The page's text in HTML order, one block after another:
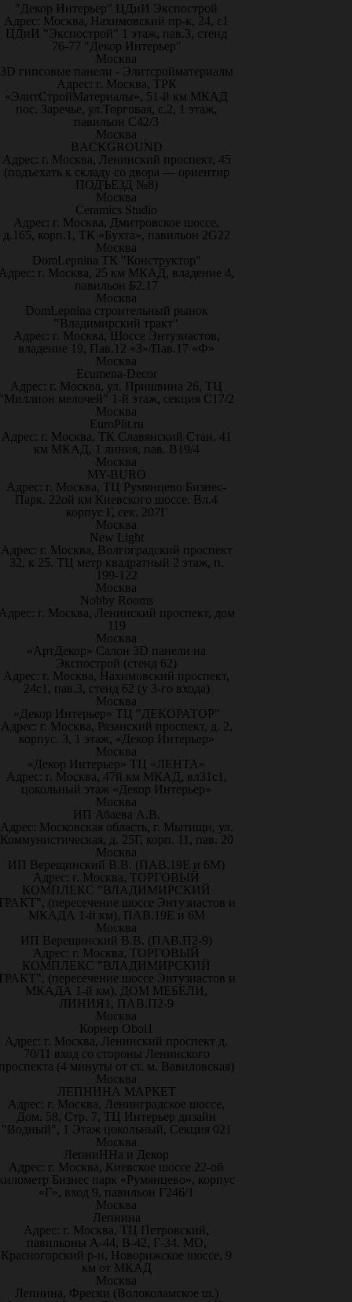
"Декор Интерьер" ЦДиИ Экспострой
Адрес: Москва, Нахимовский пр-к, 24, с1
ЦДиИ "Экспострой" 1 этаж, пав.3, стенд
76-77 "Декор Интерьер"
Москва
3D гипсовые панели - Элитсройматериалы
Адрес: г. Москва, ТРК
«ЭлитСтройМатериалы», 51-й км МКАД
пос. Заречье, ул.Торговая, с.2, 1 этаж,
павильон С42/3
Москва
BACKGROUND
Адрес: г. Москва, Ленинский проспект, 45
(подъехать к складу со двора — ориентир
ПОДЪЕЗД №8)
Москва
Ceramics Studio
Адрес: г. Москва, Дмитровское шоссе,
д.165, корп.1, ТК «Бухта», павильон 2G22
Москва
DomLepnina ТК "Конструктор"
г. Москва, 25 км МКАД, владение 4,
павильон Б2.17
Москва
DomLepnina строительный рынок
"Владимирский тракт"
Адрес: г. Москва, Шоссе Энтузиастов,
владение 19, Пав.12 «З»/Пав.17 «Ф»
Москва
Ecumena-Decor
Адрес: г. Москва, ул. Пришвина 26, ТЦ
мелочей" 1-й этаж, секция С17/2
Москва
EuroPlit.ru
Адрес: г. Москва, ТК Славянский Стан, 41
км МКАД, 1 линия, пав. В19/4
Москва
MY-BURO
Адрес: г. Москва, ТЦ Румянцево Бизнес-
Парк. 22ой км Киевского шоссе. Вл.4
корпус Г, сек. 207Г
Москва
New Light
Адрес: г. Москва, Волгоградский проспект
32, к 25. ТЦ метр квадратный 2 этаж, п.
199-122
Москва
Nobby Rooms
г. Москва, Ленинский проспект, дом
119
Москва
«АртДекор» Салон 3D панели на
Экспострой (стенд 62)
Адрес: г. Москва, Нахимовский проспект,
24с1, пав.3, стенд 62 (у 3-го входа)
Москва
«Декор Интерьер» ТЦ "ДЕКОРАТОР"
Адрес: г. Москва, Рязанский проспект, д. 2,
корпус. 3, 1 этаж, «Декор Интерьер»
Москва
«Декор Интерьер» ТЦ «ЛЕНТА»
Адрес: г. Москва, 47й км МКАД, вл31с1,
цокольный этаж «Декор Интерьер»
Москва
ИП Абаева А.В.
Адрес: Московская область, г. Мытищи, ул.
Коммунистическая, д. 25Г, корп. 11, пав. 20
Москва
ИП Верещинский В.В. (ПАВ.19Е и 6М)
Адрес: г. Москва, ТОРГОВЫЙ
КОМПЛЕКС "ВЛАДИМИРСКИЙ
(пересечение шоссе Энтузиастов и
МКАДА 1-й км), ПАВ.19Е и 6М
Москва
ИП Верещинский В.В. (ПАВ.П2-9)
Адрес: г. Москва, ТОРГОВЫЙ
КОМПЛЕКС "ВЛАДИМИРСКИЙ
(пересечение шоссе Энтузиастов и
МКАДА 1-й км), ДОМ МЕБЕЛИ,
ЛИНИЯ1, ПАВ.П2-9
Москва
Корнер Oboi1
Адрес: г. Москва, Ленинский проспект д.
70/11 вход со стороны Ленинского
(4 минуты от ст. м. Вавиловская)
Москва
ЛЕПНИНА МАРКЕТ
Адрес: г. Москва, Ленинградское шоссе,
Дом. 58, Стр. 7, ТЦ Интерьер дизайн
"Водный", 1 Этаж цокольный, Секция 021
Москва
ЛепниННа и Декор
Адрес: г. Москва, Киевское шоссе 22-ой
Бизнес парк «Румянцево», корпус
«Г», вход 9, павильон Г246/1
Москва
Лепнина
Адрес: г. Москва, ТЦ Петровский,
павильоны А-44, В-42, Г-34. МО,
Красногорский р-н, Новорижское шоссе, 9
км от МКАД
Москва
Лепнина, Фрески (Волоколамское ш.)